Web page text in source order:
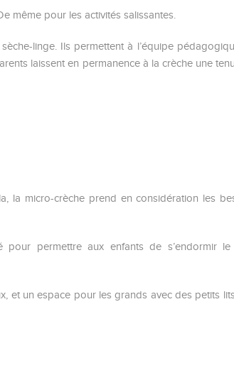
même pour les activités salissantes.
linge. Ils permettent à l’équipe
laissent en permanence à la crèche une
la micro-crèche prend en considération les
pour permettre aux enfants de s’endormir le
et un espace pour les grands avec des petits